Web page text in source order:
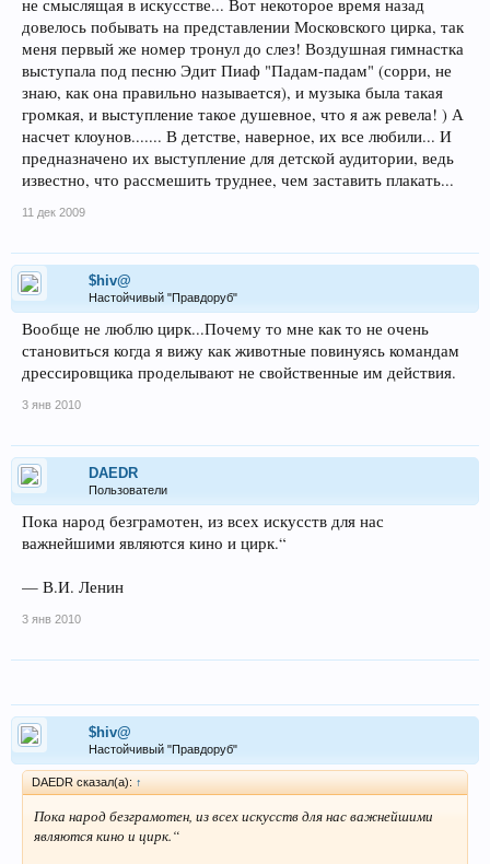
не смыслящая в искусстве... Вот некоторое время назад
довелось побывать на представлении Московского цирка, так
меня первый же номер тронул до слез! Воздушная гимнастка
выступала под песню Эдит Пиаф "Падам-падам" (сорри, не
знаю, как она правильно называется), и музыка была такая
громкая, и выступление такое душевное, что я аж ревела! ) А
насчет клоунов....... В детстве, наверное, их все любили... И
предназначено их выступление для детской аудитории, ведь
известно, что рассмешить труднее, чем заставить плакать...
11 дек 2009
$hiv@
Настойчивый "Правдоруб"
Вообще не люблю цирк...Почему то мне как то не очень
становиться когда я вижу как животные повинуясь командам
дрессировщика проделывают не свойственные им действия.
3 янв 2010
DAEDR
Пользователи
Пока народ безграмотен, из всех искусств для нас
важнейшими являются кино и цирк.“
— В.И. Ленин
3 янв 2010
$hiv@
Настойчивый "Правдоруб"
DAEDR сказал(а): ↑
Пока народ безграмотен, из всех искусств для нас важнейшими
являются кино и цирк.“